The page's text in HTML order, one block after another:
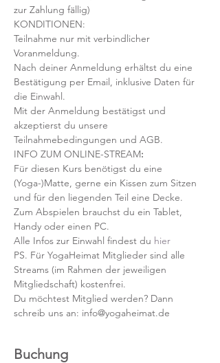
zur Zahlung fällig)
KONDITIONEN:
Teilnahme nur mit verbindlicher
Voranmeldung.
Nach deiner Anmeldung erhältst du eine
Bestätigung per Email, inklusive Daten für
die Einwahl.
Mit der Anmeldung bestätigst und
akzeptierst du unsere
Teilnahmebedingungen und AGB.
INFO ZUM ONLINE-STREAM:
Für diesen Kurs benötigst du eine
(Yoga-)Matte, gerne ein Kissen zum Sitzen
und für den liegenden Teil eine Decke.
Zum Abspielen brauchst du ein Tablet,
Handy oder einen PC.
Alle Infos zur Einwahl findest du hier
PS. Für YogaHeimat Mitglieder sind alle
Streams (im Rahmen der jeweiligen
Mitgliedschaft) kostenfrei.
Du möchtest Mitglied werden? Dann
schreib uns an: info@yogaheimat.de
Buchung